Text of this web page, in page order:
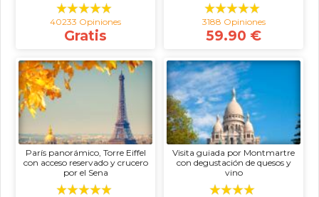
40233 Opiniones
Gratis
3188 Opiniones
59.90 €
París panorámico, Torre Eiffel
con acceso reservado y crucero
por el Sena
Visita guiada por Montmartre
con degustación de quesos y
vino